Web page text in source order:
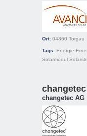
Ort: 04860 Torgau
Tags: Energie
Solarmodul
changetec
changetec AG